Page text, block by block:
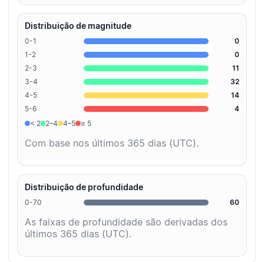
Distribuição de magnitude
0-1
0
1-2
0
2-3
11
3-4
32
4-5
14
5-6
4
< 2
2–4 4–5 ≥ 5
Com base nos últimos 365 dias (UTC).
Distribuição de profundidade
0-70 60
As faixas de profundidade são derivadas dos
últimos 365 dias (UTC).